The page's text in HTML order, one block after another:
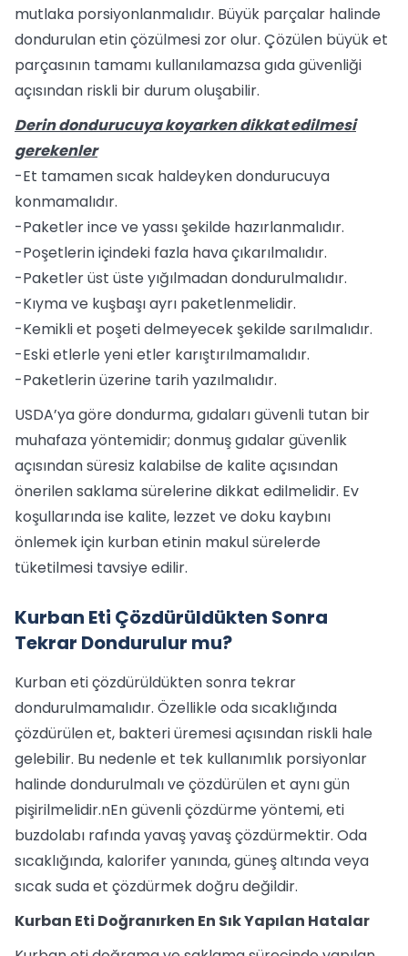
mutlaka porsiyonlanmalıdır. Büyük parçalar halinde
dondurulan etin çözülmesi zor olur. Çözülen büyük et
parçasının tamamı kullanılamazsa gıda güvenliği
açısından riskli bir durum oluşabilir.
Derin dondurucuya koyarken dikkat edilmesi
gerekenler
-Et tamamen sıcak haldeyken dondurucuya
konmamalıdır.
-Paketler ince ve yassı şekilde hazırlanmalıdır.
-Poşetlerin içindeki fazla hava çıkarılmalıdır.
-Paketler üst üste yığılmadan dondurulmalıdır.
-Kıyma ve kuşbaşı ayrı paketlenmelidir.
-Kemikli et poşeti delmeyecek şekilde sarılmalıdır.
-Eski etlerle yeni etler karıştırılmamalıdır.
-Paketlerin üzerine tarih yazılmalıdır.
USDA’ya göre dondurma, gıdaları güvenli tutan bir
muhafaza yöntemidir; donmuş gıdalar güvenlik
açısından süresiz kalabilse de kalite açısından
önerilen saklama sürelerine dikkat edilmelidir. Ev
koşullarında ise kalite, lezzet ve doku kaybını
önlemek için kurban etinin makul sürelerde
tüketilmesi tavsiye edilir.
Kurban Eti Çözdürüldükten Sonra
Tekrar Dondurulur mu?
Kurban eti çözdürüldükten sonra tekrar
dondurulmamalıdır. Özellikle oda sıcaklığında
çözdürülen et, bakteri üremesi açısından riskli hale
gelebilir. Bu nedenle et tek kullanımlık porsiyonlar
halinde dondurulmalı ve çözdürülen et aynı gün
pişirilmelidir.nEn güvenli çözdürme yöntemi, eti
buzdolabı rafında yavaş yavaş çözdürmektir. Oda
sıcaklığında, kalorifer yanında, güneş altında veya
sıcak suda et çözdürmek doğru değildir.
Kurban Eti Doğranırken En Sık Yapılan Hatalar